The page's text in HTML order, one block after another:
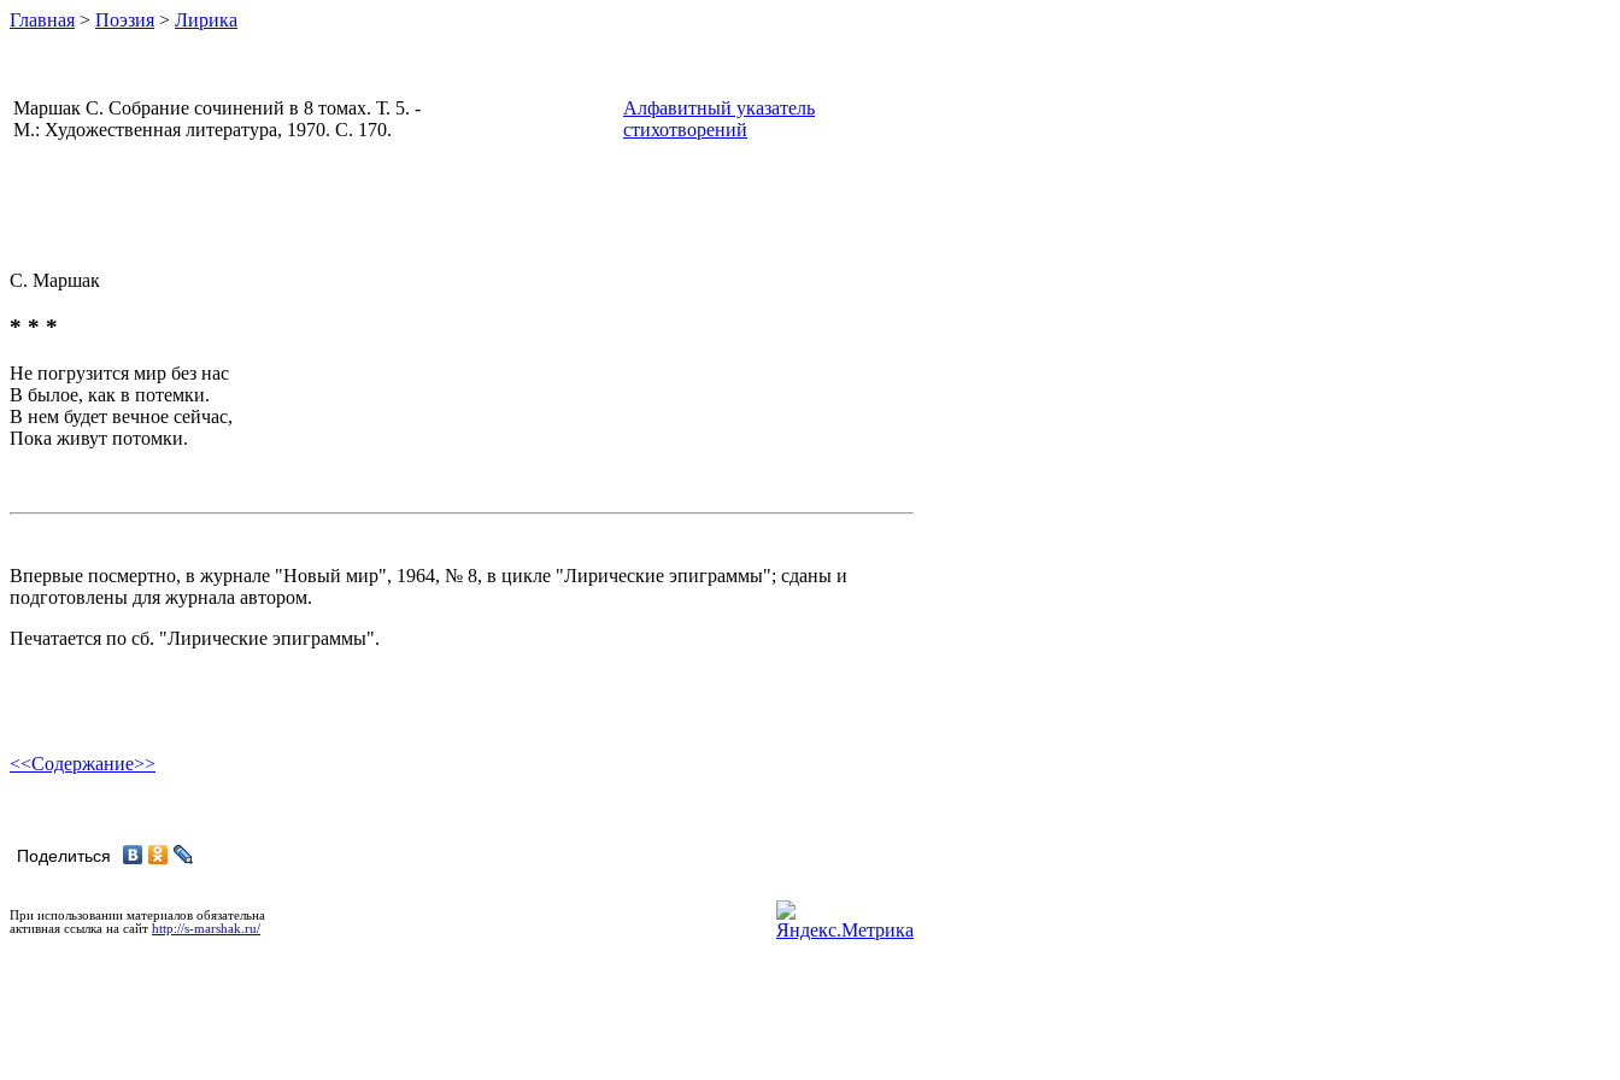
Главная > Поэзия > Лирика
Маршак С. Собрание сочинений в 8 томах. Т. 5. -
М.: Художественная литература, 1970. С. 170.
Алфавитный указатель
стихотворений
С. Маршак
* * *
Не погрузится мир без нас
В былое, как в потемки.
В нем будет вечное сейчас,
Пока живут потомки.
Впервые посмертно, в журнале "Новый мир", 1964, № 8, в цикле "Лирические эпиграммы"; сданы и
подготовлены для журнала автором.
Печатается по сб. "Лирические эпиграммы".
<<Содержание>>
Поделиться
При использовании материалов обязательна
активная ссылка на сайт http://s-marshak.ru/